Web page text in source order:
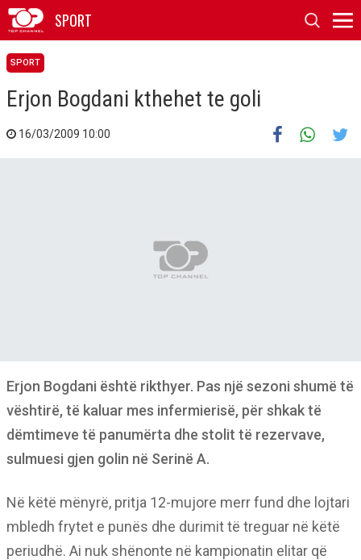
SPORT
SPORT
Erjon Bogdani kthehet te goli
16/03/2009 10:00
Erjon Bogdani është rikthyer. Pas një sezoni shumë të
vështirë, të kaluar mes infermierisë, për shkak të
dëmtimeve të panumërta dhe stolit të rezervave,
sulmuesi gjen golin në Serinë A.
Në këtë mënyrë, pritja 12-mujore merr fund dhe lojtari
mbledh frytet e punës dhe durimit të treguar në këtë
periudhë. Ai nuk shënonte në kampionatin elitar që